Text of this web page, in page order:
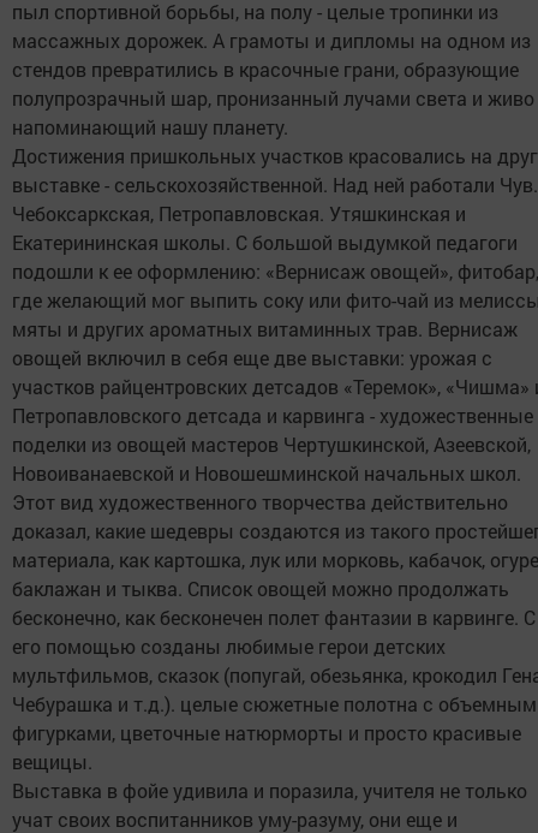
пыл спортивной борьбы, на полу - целые тропинки из
массажных дорожек. А грамоты и дипломы на одном из
стендов превратились в красочные грани, образующие
полупрозрачный шар, пронизанный лучами света и живо
напоминающий нашу планету.
Достижения пришкольных участков красовались на
выставке - сельскохозяйственной. Над ней работали Чув.
Чебоксаркская, Петропавловская. Утяшкинская и
Екатерининская школы. С большой выдумкой педагоги
подошли к ее оформлению: «Вернисаж овощей», фитобар,
где желающий мог выпить соку или фито-чай из
мяты и других ароматных витаминных трав. Вернисаж
овощей включил в себя еще две выставки: урожая с
участков райцентровских детсадов «Теремок», «Чишма»
Петропавловского детсада и карвинга - художественные
поделки из овощей мастеров Чертушкинской, Азеевской,
Новоиванаевской и Новошешминской начальных школ.
Этот вид художественного творчества действительно
доказал, какие шедевры создаются из такого
материала, как картошка, лук или морковь, кабачок,
баклажан и тыква. Список овощей можно продолжать
бесконечно, как бесконечен полет фантазии в карвинге. С
его помощью созданы любимые герои детских
мультфильмов, сказок (попугай, обезьянка, крокодил
Чебурашка и т.д.). целые сюжетные полотна с
фигурками, цветочные натюрморты и просто красивые
вещицы.
Выставка в фойе удивила и поразила, учителя не только
учат своих воспитанников уму-разуму, они еще и